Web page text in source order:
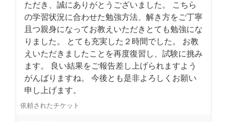
ただき、誠にありがとうございました。 こちら
の学習状況に合わせた勉強方法、解き方をご丁寧
且つ親身になってお教えいただきとても勉強にな
りました。 とても充実した２時間でした。 お教
えいただきましたことを再度復習し、試験に挑み
ます。 良い結果をご報告差し上げられますよう
がんばりますね。 今後とも是非よろしくお願い
申し上げます。
依頼されたチケット